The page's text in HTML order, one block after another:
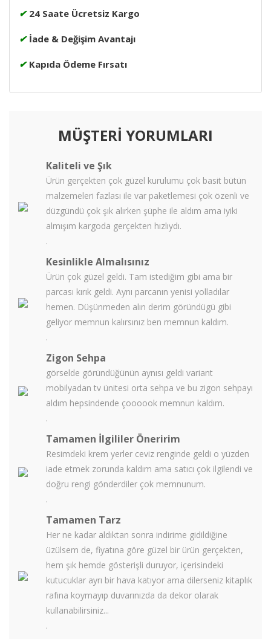
✔ 24 Saate Ücretsiz Kargo
✔ İade & Değişim Avantajı
✔ Kapıda Ödeme Fırsatı
MÜŞTERİ YORUMLARI
Kaliteli ve Şık
Ürün gerçekten çok güzel kurulumu çok basit bütün
malzemeleri fazlası ile var paketlemesi çok özenli ve
düzgündü çok şık alırken şüphe ile aldım ama iyiki
almışım kargoda gerçekten hızlıydı.
.
Kesinlikle Almalısınız
Ürün çok güzel geldi. Tam istediğim gibi ama bir
parcası kırık geldi. Aynı parcanın yenisi yolladılar
hemen. Düşünmeden alın derim göründügü gibi
geliyor memnun kalırsınız ben memnun kaldım.
.
Zigon Sehpa
görselde göründüğünün aynısı geldi variant
mobilyadan tv ünitesi orta sehpa ve bu zigon sehpayı
aldım hepsindende çoooook memnun kaldım.
.
Tamamen İlgililer Öneririm
Resimdeki krem yerler ceviz renginde geldi o yüzden
iade etmek zorunda kaldım ama satıcı çok ilgilendi ve
doğru rengi gönderdiler çok memnunum.
.
Tamamen Tarz
Her ne kadar aldıktan sonra indirime gidildiğine
üzülsem de, fiyatına göre güzel bir ürün gerçekten,
hem şık hemde gösterişli duruyor, içerisindeki
kutucuklar ayrı bir hava katıyor ama dilerseniz kitaplık
rafına koymayıp duvarınızda da dekor olarak
kullanabilirsiniz...
.